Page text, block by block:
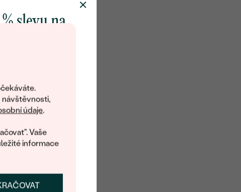
návštěvnosti,
údaje.
Vaše
informace
slevu na
šperků Eppi.
vám obratem
na váš první
SLEVU